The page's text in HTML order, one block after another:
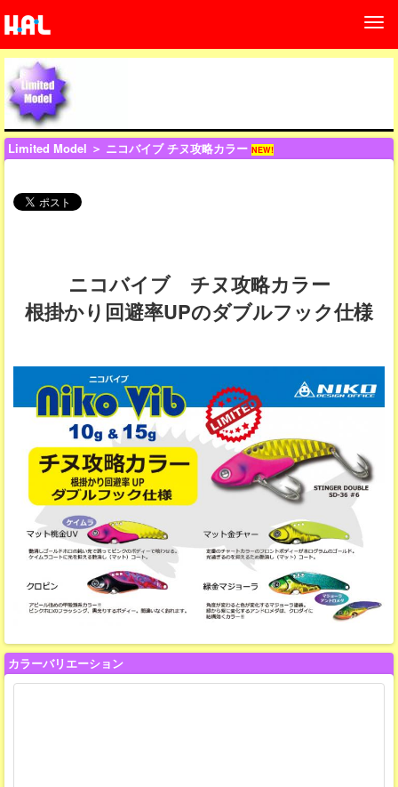
Limited Model ＞ ニコバイブ チヌ攻略カラー NEW!
ニコバイブ チヌ攻略カラー
根掛かり回避率UPのダブルフック仕様
カラーバリエーション